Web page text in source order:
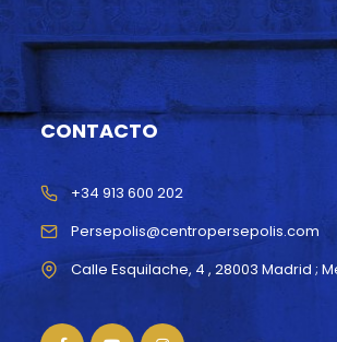
CONTACTO
Persepolis@centropersepolis.com
+34 913 600 202